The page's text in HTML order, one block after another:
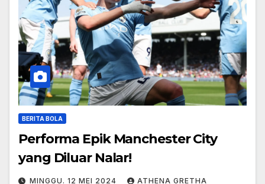
BERITA BOLA
Performa Epik Manchester City
yang Diluar Nalar!
MINGGU. 12 MEI 2024 ATHENA GRETHA